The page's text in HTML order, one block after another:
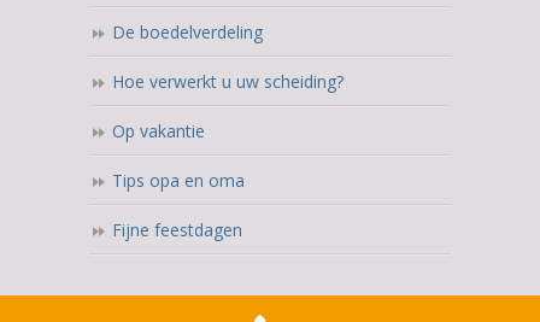
De boedelverdeling
Hoe verwerkt u uw scheiding?
Op vakantie
Tips opa en oma
Fijne feestdagen